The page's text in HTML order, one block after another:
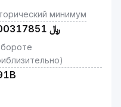
минимум
﷼